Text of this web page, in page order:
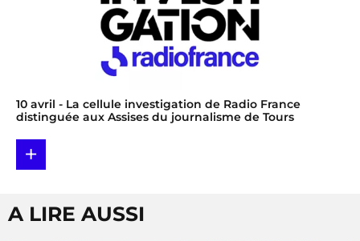
10 avril - La cellule investigation de Radio France
distinguée aux Assises du journalisme de Tours
+
A LIRE AUSSI